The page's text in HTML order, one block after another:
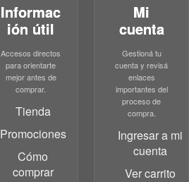
Informac
ión útil
Accesos directos
para orientarte
mejor antes de
comprar.
Tienda
Promociones
Cómo
comprar
Mi
cuenta
Gestioná tu
cuenta y revisá
enlaces
importantes del
proceso de
compra.
Ingresar a mi
cuenta
Ver carrito